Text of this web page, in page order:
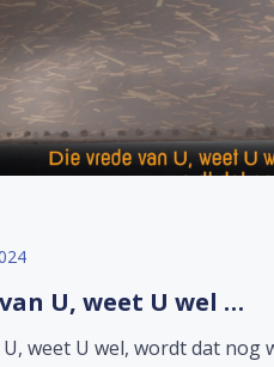
U, weet U wel …
weet U wel, wordt dat nog